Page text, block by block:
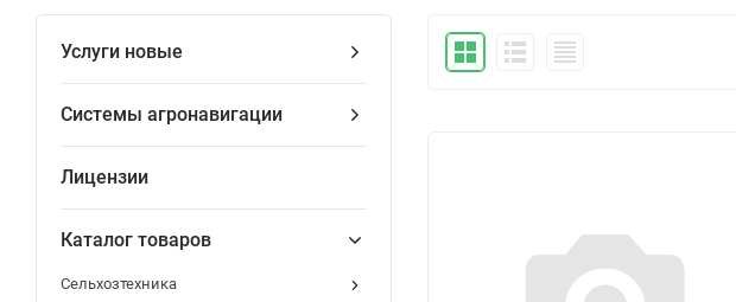
Услуги новые
Системы агронавигации
Лицензии
Каталог товаров
Сельхозтехника